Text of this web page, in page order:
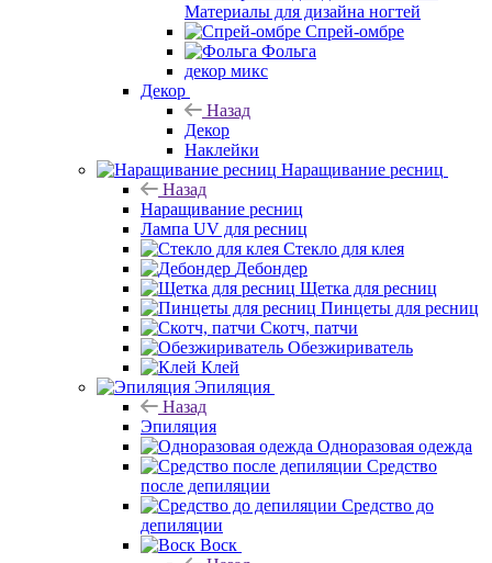
Материалы для дизайна ногтей
Спрей-омбре
Фольга
декор микс
Декор
Назад
Декор
Наклейки
Наращивание ресниц
Назад
Наращивание ресниц
Лампа UV для ресниц
Стекло для клея
Дебондер
Щетка для ресниц
Пинцеты для ресниц
Скотч, патчи
Обезжириватель
Клей
Эпиляция
Назад
Эпиляция
Одноразовая одежда
Средство
после депиляции
Средство до
депиляции
Воск